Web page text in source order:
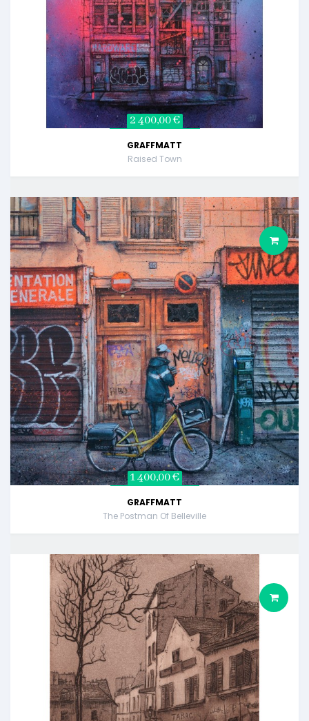
2 400,00 €
GRAFFMATT
Raised Town
1 400,00 €
GRAFFMATT
The Postman Of Belleville